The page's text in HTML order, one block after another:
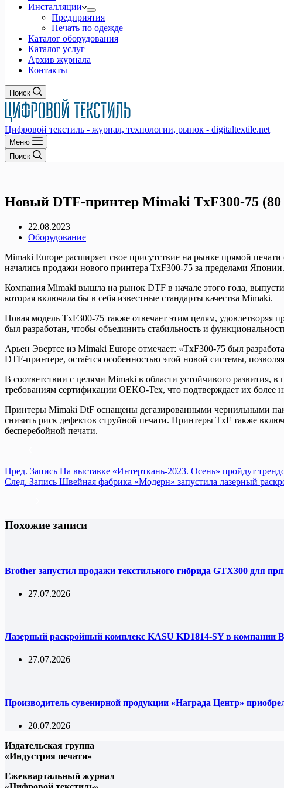
Инсталляции
Предприятия
Печать по одежде
Каталог оборудования
Каталог услуг
Архив журнала
Контакты
Поиск
Цифровой текстиль - журнал, технологии, рынок - digitaltextile.net
Меню
Поиск
Новый DTF-принтер Mimaki TxF300-75 (80
22.08.2023
Оборудование
Mimaki Europe расширяет свое присутствие на рынке прямой
начались продажи нового принтера TxF300-75 за пределами Японии.
Компания Mimaki вышла на рынок DTF в начале этого года,
которая включала бы в себя известные стандарты качества Mimaki.
Новая модель TxF300-75 также отвечает этим целям,
был разработан, чтобы объединить стабильность и
Арьен Эвертсе из Mimaki Europe отмечает: «TxF300-75 был
DTF-принтере, остаётся особенностью этой новой системы,
В соответствии с целями Mimaki в области устойчивого развития,
требованиям сертификации OEKO-Tex, что подтверждает их более
Принтеры Mimaki DtF оснащены дегазированными чернильными
снизить риск дефектов струйной печати. Принтеры TxF также
бесперебойной печати.
Пред. Запись На выставке «Интерткань-2023. Осень» пройдут
След. Запись Швейная фабрика «Модерн» запустила лазерный
Похожие записи
Brother запустил продажи текстильного гибрида GTX300 для
27.07.2026
Лазерный раскройный комплекс KASU KD1814-SY в
27.07.2026
Производитель сувенирной продукции «Награда Центр»
20.07.2026
Издательская группа
«Индустрия печати»
Ежеквартальный журнал